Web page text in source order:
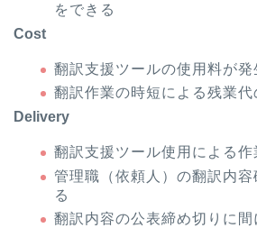
をできる
Cost
翻訳支援ツールの使用料が発
翻訳作業の時短による残業代
Delivery
翻訳支援ツール使用による
管理職（依頼人）の翻訳内容
る
翻訳内容の公表締め切りに間